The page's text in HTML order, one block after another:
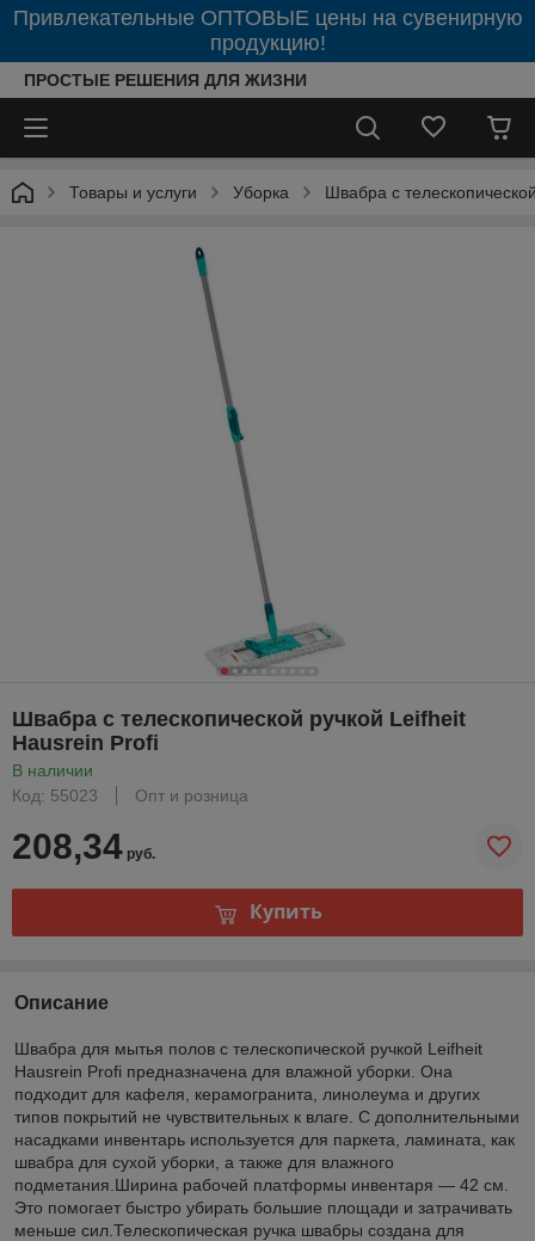
Привлекательные ОПТОВЫЕ цены на сувенирную
продукцию!
ПРОСТЫЕ РЕШЕНИЯ ДЛЯ ЖИЗНИ
Товары и услуги Уборка Швабра с
Швабра с телескопической ручкой Leifheit
Hausrein Profi
В наличии
Код: 55023
Опт и розница
208,34 руб.
Купить
Описание
Швабра для мытья полов с телескопической ручкой Leifheit
Hausrein Profi предназначена для влажной уборки. Она
подходит для кафеля, керамогранита, линолеума и других
типов покрытий не чувствительных к влаге. С дополнительными
насадками инвентарь используется для паркета, ламината, как
швабра для сухой уборки, а также для влажного
подметания.Ширина рабочей платформы инвентаря — 42 см.
Это помогает быстро убирать большие площади и затрачивать
меньше сил.Телескопическая ручка швабры создана для